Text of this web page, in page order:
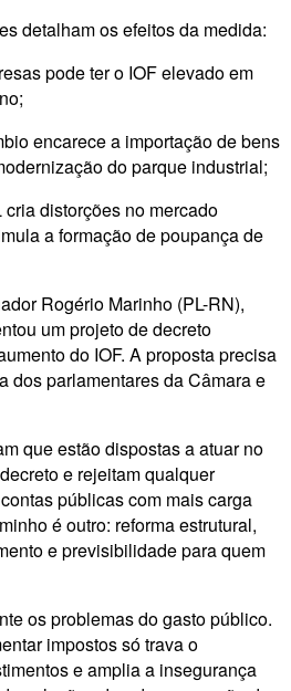
detalham os efeitos da medida:
pode ter o IOF elevado em
encarece a importação de bens
do parque industrial;
distorções no mercado
a formação de poupança de
Rogério Marinho (PL-RN),
um projeto de decreto
do IOF. A proposta precisa
dos parlamentares da Câmara e
que estão dispostas a atuar no
e rejeitam qualquer
públicas com mais carga
é outro: reforma estrutural,
e previsibilidade para quem
os problemas do gasto público.
impostos só trava o
e amplia a insegurança